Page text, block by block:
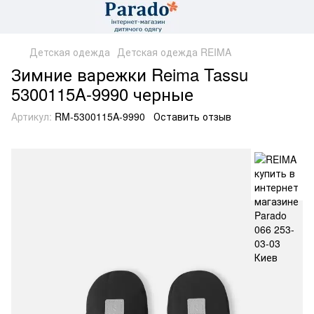
Детская одежда Детская одежда REIMA
Зимние варежки Reima Tassu
5300115A-9990 черные
Артикул: RM-5300115A-9990 Оставить отзыв